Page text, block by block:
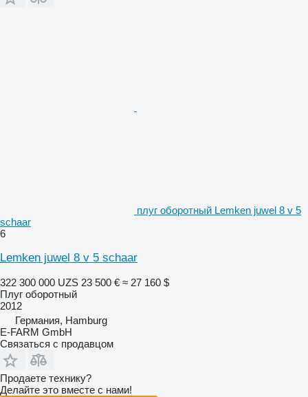
плуг оборотный Lemken juwel 8 v 5
schaar
6
Lemken juwel 8 v 5 schaar
322 300 000 UZS 23 500 € ≈ 27 160 $
Плуг оборотный
2012
Германия, Hamburg
E-FARM GmbH
Связаться с продавцом
Продаете технику?
Делайте это вместе с нами!